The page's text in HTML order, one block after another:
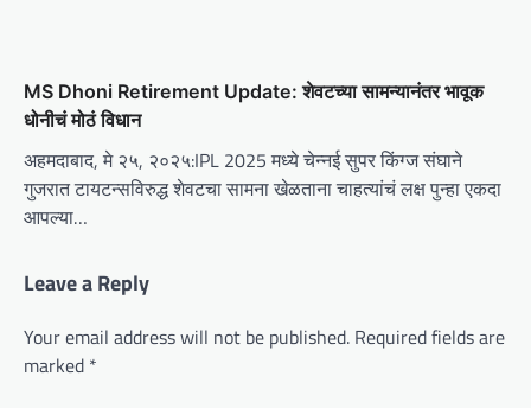
MS Dhoni Retirement Update: शेवटच्या सामन्यानंतर भावूक
धोनीचं मोठं विधान
अहमदाबाद, मे २५, २०२५:IPL 2025 मध्ये चेन्नई सुपर किंग्ज संघाने
गुजरात टायटन्सविरुद्ध शेवटचा सामना खेळताना चाहत्यांचं लक्ष पुन्हा एकदा
आपल्या…
Leave a Reply
Your email address will not be published. Required fields are
marked *